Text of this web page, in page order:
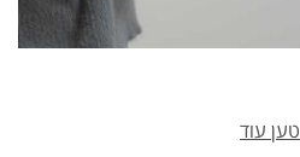
טען עוד